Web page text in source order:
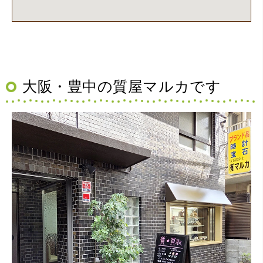
大阪・豊中の質屋マルカです